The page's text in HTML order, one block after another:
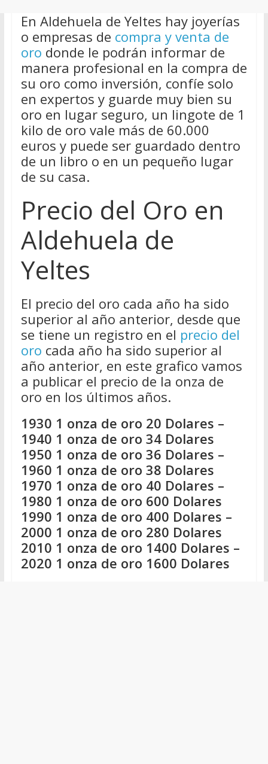
En Aldehuela de Yeltes hay joyerías
o empresas de compra y venta de
oro donde le podrán informar de
manera profesional en la compra de
su oro como inversión, confíe solo
en expertos y guarde muy bien su
oro en lugar seguro, un lingote de 1
kilo de oro vale más de 60.000
euros y puede ser guardado dentro
de un libro o en un pequeño lugar
de su casa.
Precio del Oro en
Aldehuela de
Yeltes
El precio del oro cada año ha sido
superior al año anterior, desde que
se tiene un registro en el precio del
oro cada año ha sido superior al
año anterior, en este grafico vamos
a publicar el precio de la onza de
oro en los últimos años.
1930 1 onza de oro 20 Dolares –
1940 1 onza de oro 34 Dolares
1950 1 onza de oro 36 Dolares –
1960 1 onza de oro 38 Dolares
1970 1 onza de oro 40 Dolares –
1980 1 onza de oro 600 Dolares
1990 1 onza de oro 400 Dolares –
2000 1 onza de oro 280 Dolares
2010 1 onza de oro 1400 Dolares –
2020 1 onza de oro 1600 Dolares